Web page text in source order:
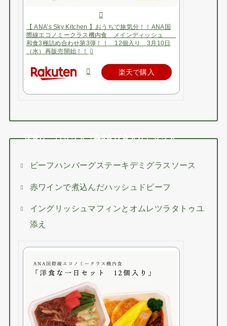
【 ANA’s Sky Kitchen 】おうちで旅気分！！ANA国
際線エコノミークラス機内食 メインディッシュ
和食3種詰め合わせ第3弾！！ 12個入り 3月10日
（水）再販売開始！！
楽天で購入
洋食な一日セット（各4食12食入り）セット
ビーフハンバーグステーキデミグラスソース
赤ワインで煮込んだハッシュドビーフ
イングリッシュマフィンとオムレツラタトゥユ
添え